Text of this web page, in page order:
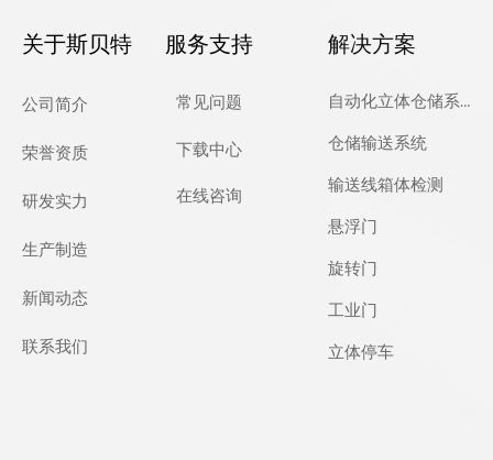
关于斯贝特
公司简介
荣誉资质
研发实力
生产制造
新闻动态
联系我们
服务支持
常见问题
下载中心
在线咨询
解决方案
自动化立体仓储系统
仓储输送系统
输送线箱体检测
悬浮门
旋转门
工业门
立体停车